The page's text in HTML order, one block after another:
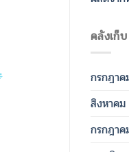
คลังเก็บ
กรกฎา
สิงหาค
กรกฎา